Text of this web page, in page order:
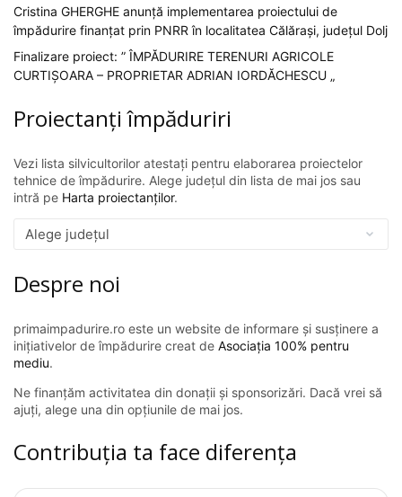
Cristina GHERGHE anunță implementarea proiectului de
împădurire finanțat prin PNRR în localitatea Călărași, județul Dolj
Finalizare proiect: ” ÎMPĂDURIRE TERENURI AGRICOLE
CURTIȘOARA – PROPRIETAR ADRIAN IORDĂCHESCU „
Proiectanți împăduriri
Vezi lista silvicultorilor atestați pentru elaborarea proiectelor
tehnice de împădurire. Alege județul din lista de mai jos sau
intră pe Harta proiectanților.
Despre noi
primaimpadurire.ro este un website de informare și susținere a
inițiativelor de împădurire creat de Asociația 100% pentru
mediu.
Ne finanțăm activitatea din donații și sponsorizări. Dacă vrei să
ajuți, alege una din opțiunile de mai jos.
Contribuția ta face diferența